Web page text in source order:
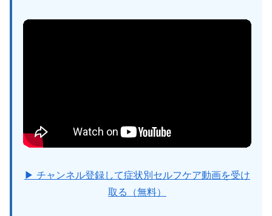
▶ チャンネル登録して症状別セルフケア動画を受け
取る（無料）